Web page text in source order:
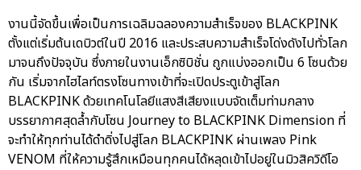
งานนี้จัดขึ้นเพื่อเป็นการเฉลิมฉลองความสำเร็จของ BLACKPINK
ตั้งแต่เริ่มต้นเดบิวต์ในปี 2016 และประสบความสำเร็จโด่งดังไปทั่วโลก
มาจนถึงปัจจุบัน ซึ่งภายในงานเอ็กซิบิชั่น ถูกแบ่งออกเป็น 6 โซนด้วย
กัน เริ่มจากไฮไลท์ตรงโซนทางเข้าที่จะเปิดประตูเข้าสู่โลก
BLACKPINK ด้วยเทคโนโลยีแสงสีเสียงแบบจัดเต็มท่ามกลาง
บรรยากาศสุดล้ำกับโซน Journey to BLACKPINK Dimension ที่
จะทำให้ทุกท่านได้ดำดิ่งไปสู่โลก BLACKPINK ผ่านเพลง Pink
VENOM ที่ให้ความรู้สึกเหมือนทุกคนได้หลุดเข้าไปอยู่ในมิวสิควิดีโอ